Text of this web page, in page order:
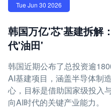
Tue Jun 30 2026
韩国万亿'芯'基建拆解
代'油田'
韩国近期公布了总投资逾
AI基建项目，涵盖半导体制
心，目标是借助国家级投入
向AI时代的关键产业能力。